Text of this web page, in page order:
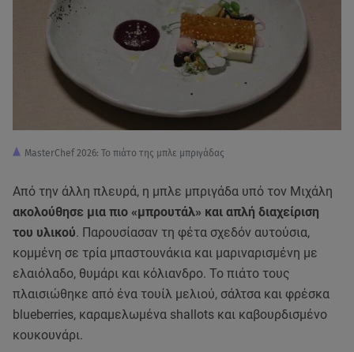
MasterChef 2026: Το πιάτο της μπλε μπριγάδας
Από την άλλη πλευρά, η μπλε μπριγάδα υπό τον Μιχάλη
ακολούθησε μια πιο «μπρουτάλ» και απλή διαχείριση
του υλικού. Παρουσίασαν τη φέτα σχεδόν αυτούσια,
κομμένη σε τρία μπαστουνάκια και μαριναρισμένη με
ελαιόλαδο, θυμάρι και κόλιανδρο. Το πιάτο τους
πλαισιώθηκε από ένα τουίλ μελιού, σάλτσα και φρέσκα
blueberries, καραμελωμένα shallots και καβουρδισμένο
κουκουνάρι.